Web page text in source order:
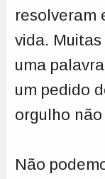
resolveram
vida.
uma
um pedido
orgulho
Não